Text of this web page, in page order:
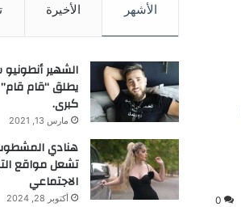
0
الأشهر الأخيرة
الشهير
يطلق “قام
كبرى.
مارس 13, 2021
هنادي
تشعل مواقع
الاجتماعي
أكتوبر 28, 2024